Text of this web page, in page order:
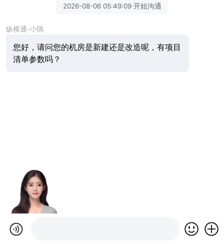
2026-08-06 05:49:09 开始沟通
纵横通-小陈
您好，请问您的机房是新建还是改造呢，有项目
清单参数吗？